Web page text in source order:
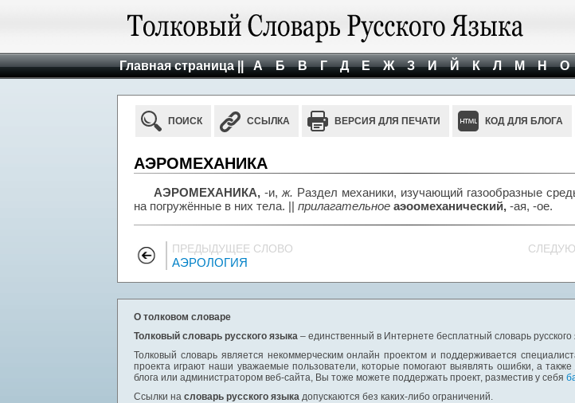
Главная страница || А Б В Г Д Е Ж З И Й К Л М Н О
ПОИСК ССЫЛКА ВЕРСИЯ ДЛЯ ПЕЧАТИ КОД ДЛЯ БЛОГА
АЭРОМЕХАНИКА
АЭРОМЕХАНИКА, -и, ж. Раздел механики, изучающий газообразные
на погружённые в них тела. || прилагательное аэоомеханический, -ая, -ое.
ПРЕДЫДУЩЕЕ СЛОВО
АЭРОЛОГИЯ
О толковом словаре
Толковый словарь русского языка – единственный в Интернете бесплатный словарь
Толковый словарь является некоммерческим онлайн проектом и поддерживается
проекта играют наши уважаемые пользователи, которые помогают выявлять ошибки, а
блога или администратором веб-сайта, Вы тоже можете поддержать проект, разместив у себя
Ссылки на словарь русского языка допускаются без каких-либо ограничений.